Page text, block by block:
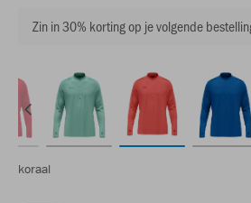
Zin in 30% korting op je volgende
koraal